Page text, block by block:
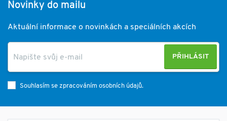
Novinky do mailu
Aktuální informace o novinkách a speciálních akcích
PŘIHLÁSIT
Souhlasím se zpracováním osobních údajů.